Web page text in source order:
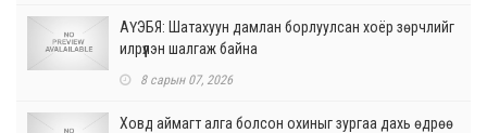
АҮЭБЯ: Шатахуун дамлан борлуулсан хоёр зөрчлийг
илрүүлэн шалгаж байна
8 сарын 07, 2026
Ховд аймагт алга болсон охиныг зургаа дахь өдрөө